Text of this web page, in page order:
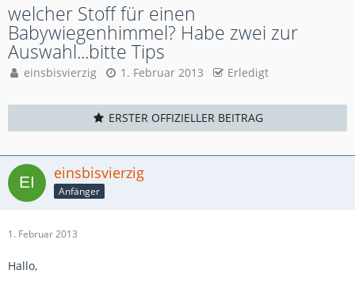
welcher Stoff für einen
Babywiegenhimmel? Habe zwei zur
Auswahl...bitte Tips
einsbisvierzig 1. Februar 2013 Erledigt
ERSTER OFFIZIELLER BEITRAG
einsbisvierzig
Anfänger
1. Februar 2013
Hallo,